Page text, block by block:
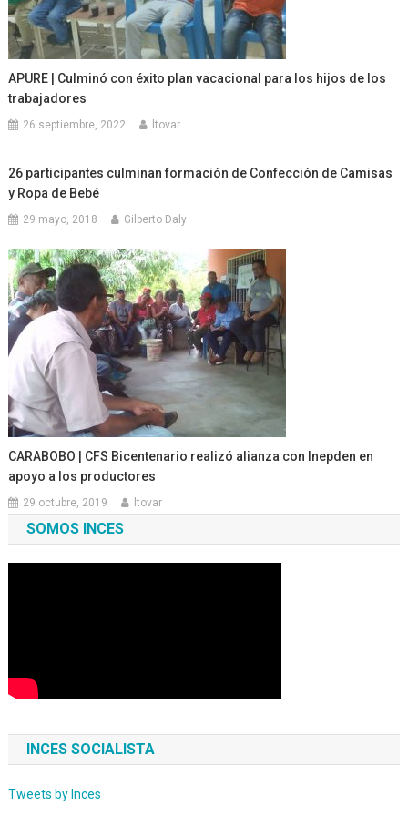
APURE | Culminó con éxito plan vacacional para los hijos de los
trabajadores
26 septiembre, 2022 ltovar
26 participantes culminan formación de Confección de Camisas
y Ropa de Bebé
29 mayo, 2018 Gilberto Daly
CARABOBO | CFS Bicentenario realizó alianza con Inepden en
apoyo a los productores
29 octubre, 2019 ltovar
SOMOS INCES
INCES SOCIALISTA
Tweets by Inces